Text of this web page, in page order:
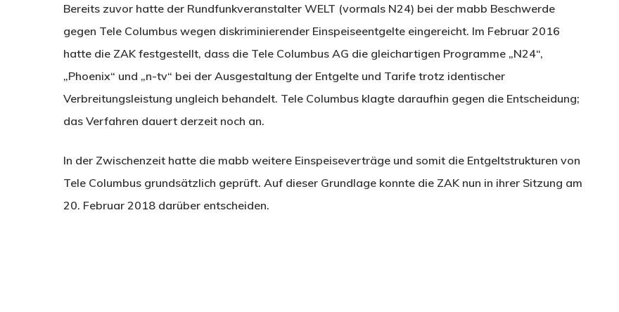
Bereits zuvor hatte der Rundfunkveranstalter WELT (vormals N24) bei der mabb Beschwerde
gegen Tele Columbus wegen diskriminierender Einspeiseentgelte eingereicht. Im Februar 2016
hatte die ZAK festgestellt, dass die Tele Columbus AG die gleichartigen Programme „N24“,
„Phoenix“ und „n-tv“ bei der Ausgestaltung der Entgelte und Tarife trotz identischer
Verbreitungsleistung ungleich behandelt. Tele Columbus klagte daraufhin gegen die Entscheidung;
das Verfahren dauert derzeit noch an.
In der Zwischenzeit hatte die mabb weitere Einspeiseverträge und somit die Entgeltstrukturen von
Tele Columbus grundsätzlich geprüft. Auf dieser Grundlage konnte die ZAK nun in ihrer Sitzung am
20. Februar 2018 darüber entscheiden.